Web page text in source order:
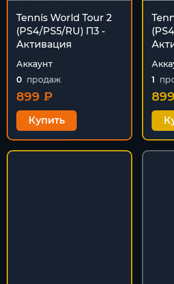
Tennis World Tour 2
(PS4/PS5/RU) П3 -
Активация
Аккаунт
0 продаж
899 ₽
Купить
1